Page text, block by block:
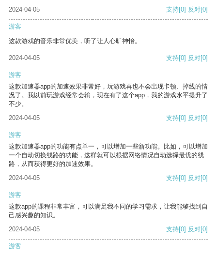
2024-04-05 支持[0] 反对[0]
游客
这款游戏的音乐非常优美，听了让人心旷神怡。
2024-04-05 支持[0] 反对[0]
游客
这款加速器app的加速效果非常好，玩游戏再也不会出现卡顿、掉线的情
况了。我以前玩游戏经常会输，现在有了这个app，我的游戏水平提升了
不少。
2024-04-05
支持[0] 反对[0]
游客
这款加速器app的功能有点单一，可以增加一些新功能。比如，可以增加
一个自动切换线路的功能，这样就可以根据网络情况自动选择最优的线
路，从而获得更好的加速效果。
2024-04-05
支持[0] 反对[0]
游客
这款app的课程非常丰富，可以满足我不同的学习需求，让我能够找到自
己感兴趣的知识。
2024-04-05
支持[0] 反对[0]
游客